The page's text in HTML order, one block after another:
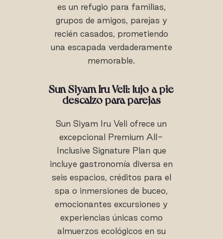
es un refugio para familias,
grupos de amigos, parejas y
recién casados, prometiendo
una escapada verdaderamente
memorable.
Sun Siyam Iru Veli: lujo a pie
descalzo para parejas
Sun Siyam Iru Veli ofrece un
excepcional Premium All-
Inclusive Signature Plan que
incluye gastronomía diversa en
seis espacios, créditos para el
spa o inmersiones de buceo,
emocionantes excursiones y
experiencias únicas como
almuerzos ecológicos en su